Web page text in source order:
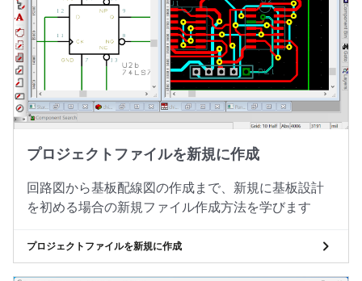
プロジェクトファイルを新規に作成
回路図から基板配線図の作成まで、新規に基板設計
を初める場合の新規ファイル作成方法を学びます
プロジェクトファイルを新規に作成